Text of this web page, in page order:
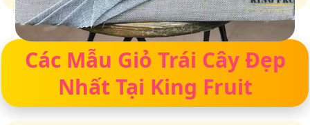
Các Mẫu Giỏ Trái Cây Đẹp
Nhất Tại King Fruit